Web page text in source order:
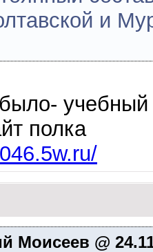
и
полка
Моисеев @